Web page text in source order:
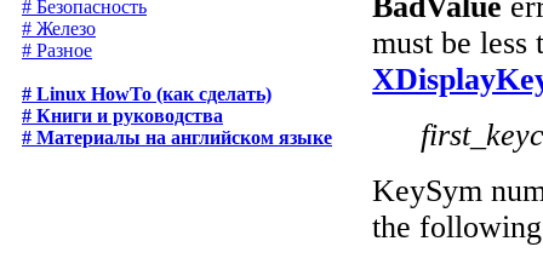
# Безопасность
# Железо
# Разное
# Linux HowTo (как сделать)
# Книги и руководства
# Материалы на английском языке
BadValue
must be less
KeySym
the